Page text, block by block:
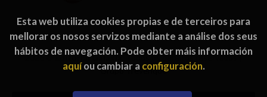
2026 ©Editorial Galaxia . Todos os dereitos reservados |
Grupo Trevenque
Esta web utiliza cookies propias e de terceiros para
mellorar os nosos servizos mediante a análise dos seus
hábitos de navegación. Pode obter máis información
aquíou cambiar a configuración.